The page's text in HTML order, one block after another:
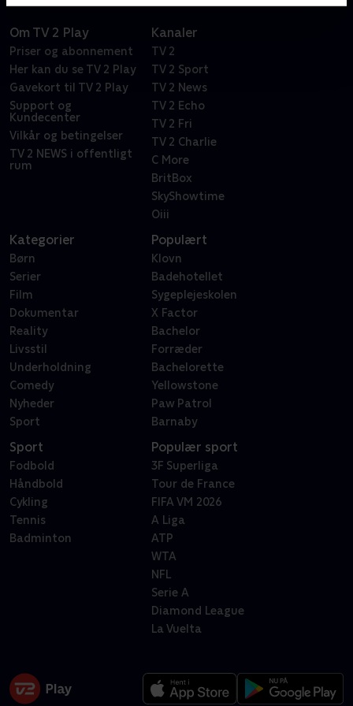
Om TV 2 Play
Priser og abonnement
Her kan du se TV 2 Play
Gavekort til TV 2 Play
Support og
Kundecenter
Vilkår og betingelser
TV 2 NEWS i offentligt
rum
Kanaler
TV 2
TV 2 Sport
TV 2 News
TV 2 Echo
TV 2 Fri
TV 2 Charlie
C More
BritBox
SkyShowtime
Oiii
Kategorier
Børn
Serier
Film
Dokumentar
Reality
Livsstil
Underholdning
Comedy
Nyheder
Sport
Populært
Klovn
Badehotellet
Sygeplejeskolen
X Factor
Bachelor
Forræder
Bachelorette
Yellowstone
Paw Patrol
Barnaby
Sport
Fodbold
Håndbold
Cykling
Tennis
Badminton
Populær sport
3F Superliga
Tour de France
FIFA VM 2026
A Liga
ATP
WTA
NFL
Serie A
Diamond League
La Vuelta